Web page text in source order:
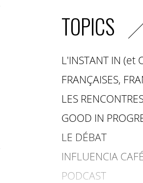
TOPICS
L'INSTANT IN (et
FRANÇAISES,
LES
GOOD IN
LE DÉBAT
INFLUENCIA
PODCAST